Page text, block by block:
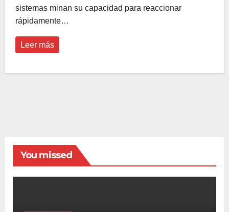
sistemas minan su capacidad para reaccionar
rápidamente…
Leer más
You missed